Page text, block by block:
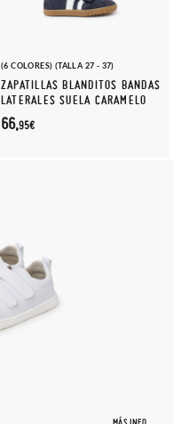
(6 COLORES) (TALLA 27 - 37)
ZAPATILLAS BLANDITOS BANDAS
LATERALES SUELA CARAMELO
66,95€